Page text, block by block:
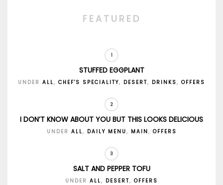
FEATURED
STUFFED EGGPLANT
UNDER ALL, CHEF'S SPECIALITY, DESERT, DRINKS, OFFERS
I DON’T KNOW ABOUT YOU BUT THIS LOOKS DELICIOUS
UNDER ALL, DAILY MENU, MAIN, OFFERS
SALT AND PEPPER TOFU
UNDER ALL, DESERT, OFFERS